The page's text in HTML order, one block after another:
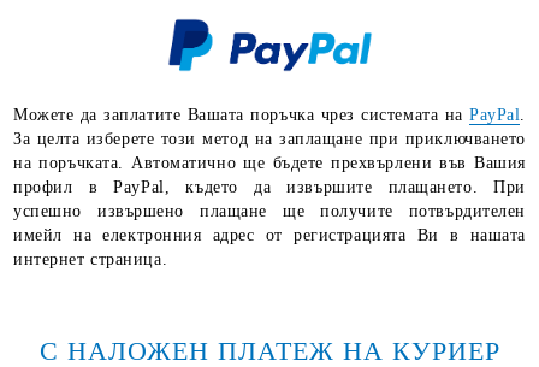
Можете да заплатите Вашата поръчка чрез системата наPayPal.
За целта изберете този метод на заплащане при приключването
на поръчката. Автоматично ще бъдете прехвърлени във Вашия
профил в PayPal, където да извършите плащането. При
успешно извършено плащане ще получите потвърдителен
имейл на електронния адрес от регистрацията Ви в нашата
интернет страница.
С НАЛОЖЕН ПЛАТЕЖ НА КУРИЕР